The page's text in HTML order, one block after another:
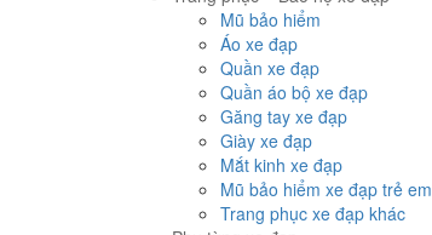
Mũ bảo hiểm
Áo xe đạp
Quần xe đạp
Quần áo bộ xe đạp
Găng tay xe đạp
Giày xe đạp
Mắt kinh xe đạp
Mũ bảo hiểm xe đạp trẻ em
Trang phục xe đạp khác